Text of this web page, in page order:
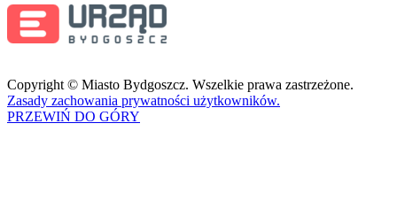
Copyright © Miasto Bydgoszcz. Wszelkie prawa zastrzeżone.
Zasady zachowania prywatności użytkowników.
PRZEWIŃ DO GÓRY